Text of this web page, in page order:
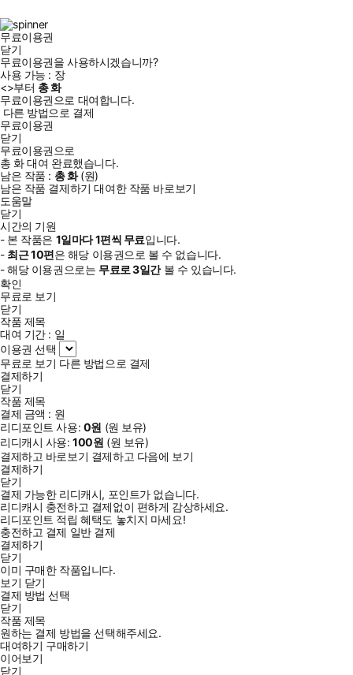
무료이용권
닫기
무료이용권을 사용하시겠습니까?
사용 가능 : 장
<>부터 총화
무료이용권으로 대여합니다.
다른 방법으로 결제
무료이용권
닫기
무료이용권으로
총 화대여 완료했습니다.
남은 작품 : 총화(원)
남은 작품 결제하기 대여한 작품 바로보기
도움말
닫기
시간의 기원
- 본 작품은 1일마다1편씩 무료입니다.
- 최근10편은 해당 이용권으로 볼 수 없습니다.
- 해당 이용권으로는 무료로3일간볼 수 있습니다.
확인
무료로 보기
닫기
작품 제목
대여 기간 : 일
이용권 선택
무료로 보기 다른 방법으로 결제
결제하기
닫기
작품 제목
결제 금액 : 원
리디포인트 사용: 0원 (원 보유)
리디캐시 사용:100원 (원 보유)
결제하고 바로보기 결제하고 다음에 보기
결제하기
닫기
결제 가능한 리디캐시, 포인트가 없습니다.
리디캐시 충전하고 결제없이 편하게 감상하세요.
리디포인트 적립 혜택도 놓치지 마세요!
충전하고 결제 일반 결제
결제하기
닫기
이미 구매한 작품입니다.
보기 닫기
결제 방법 선택
닫기
작품 제목
원하는 결제 방법을 선택해주세요.
대여하기 구매하기
이어보기
닫기